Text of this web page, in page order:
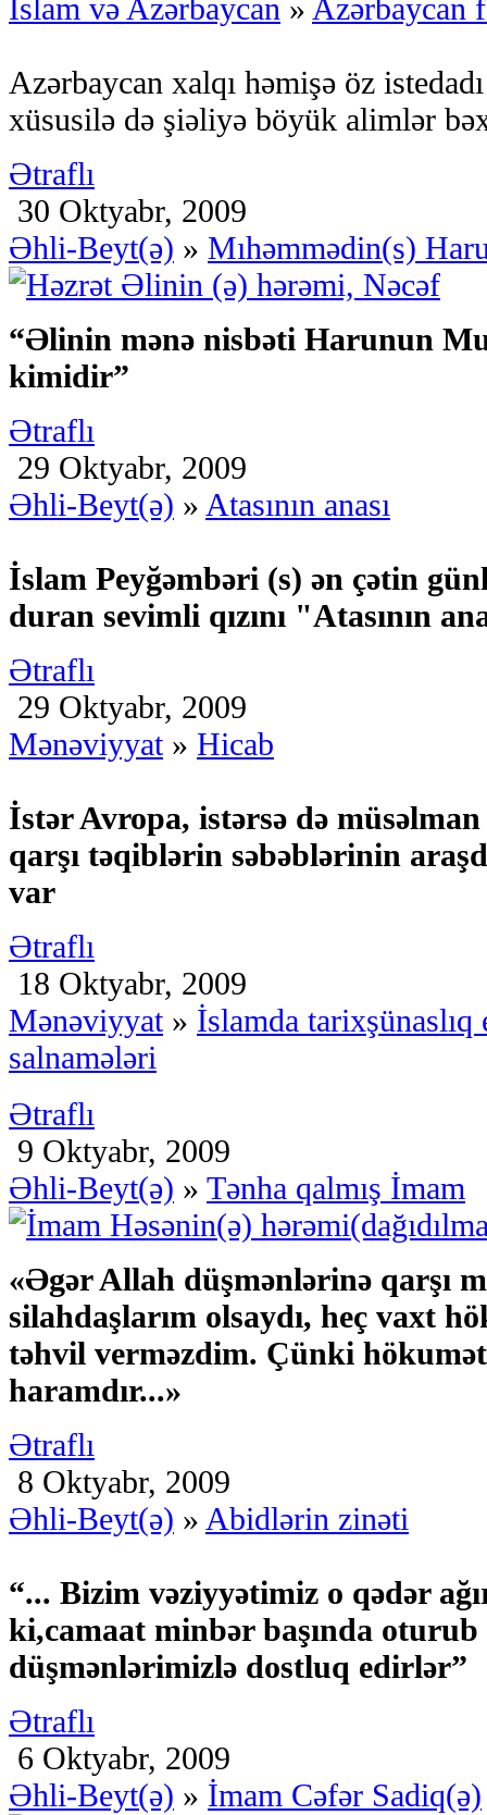
İslam və Azərbaycan » Azərbaycan
Azərbaycan xalqı həmişə öz
xüsusilə də şiəliyə böyük alimlər
Ətraflı
30 Oktyabr, 2009
Əhli-Beyt(ə) » Mıhəmmədin(s)
“Əlinin mənə nisbəti Harunun
kimidir”
Ətraflı
29 Oktyabr, 2009
Əhli-Beyt(ə) » Atasının anası
İslam Peyğəmbəri (s) ən çətin
duran sevimli qızını "Atasının
Ətraflı
29 Oktyabr, 2009
Mənəviyyat» Hicab
İstər Avropa, istərsə də
qarşı təqiblərin səbəblərinin
var
Ətraflı
18 Oktyabr, 2009
Mənəviyyat» İslamda
salnamələri
Ətraflı
9 Oktyabr, 2009
Əhli-Beyt(ə) » Tənha qalmış İmam
«Əgər Allah düşmənlərinə qarşı
silahdaşlarım olsaydı, heç vaxt
təhvil verməzdim. Çünki
haramdır...»
Ətraflı
8 Oktyabr, 2009
Əhli-Beyt(ə) » Abidlərin zinəti
“... Bizim vəziyyətimiz o qədər
ki,camaat minbər başında
düşmənlərimizlə dostluq edirlər”
Ətraflı
6 Oktyabr, 2009
Əhli-Beyt(ə) » İmam Cəfər Sadiq(ə)